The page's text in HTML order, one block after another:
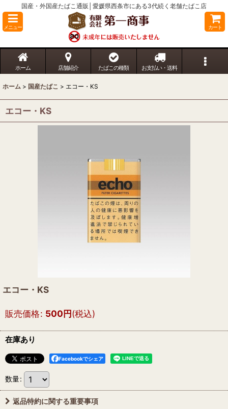
国産・外国産たばこ通販│愛媛県西条市にある3代続く老舗たばこ店
メニュー カート
ホーム 店舗紹介 たばこの種類 お支払い・送料
ホーム > 国産たばこ > エコー・KS
エコー・KS
エコー・KS
販売価格: 500円(税込)
在庫あり
Facebookでシェア
数量:
返品特約に関する重要事項